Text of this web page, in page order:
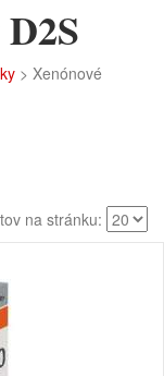
> Xenónové
na stránku: